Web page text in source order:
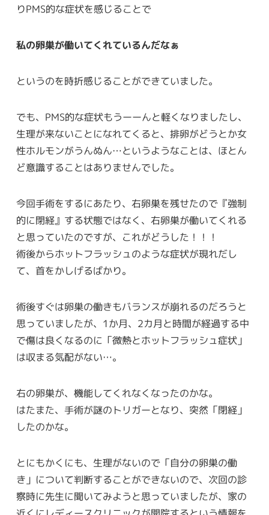
りPMS的な症状を感じることで
私の卵巣が働いてくれているんだなぁ
というのを時折感じることができていました。
でも、PMS的な症状もうーーんと軽くなりましたし、
生理が来ないことになれてくると、排卵がどうとか女
性ホルモンがうんぬん…というようなことは、ほとん
ど意識することはありませんでした。
今回手術をするにあたり、右卵巣を残せたので『強制
的に閉経』する状態ではなく、右卵巣が働いてくれる
と思っていたのですが、これがどうした！！！
術後からホットフラッシュのような症状が現れだし
て、首をかしげるばかり。
術後すぐは卵巣の働きもバランスが崩れるのだろうと
思っていましたが、1か月、2カ月と時間が経過する中
で傷は良くなるのに「微熱とホットフラッシュ症状」
は収まる気配がない…。
右の卵巣が、機能してくれなくなったのかな。
はたまた、手術が謎のトリガーとなり、突然「閉経」
したのかな。
とにもかくにも、生理がないので「自分の卵巣の働
き」について判断することができないので、次回の診
察時に先生に聞いてみようと思っていましたが、家の